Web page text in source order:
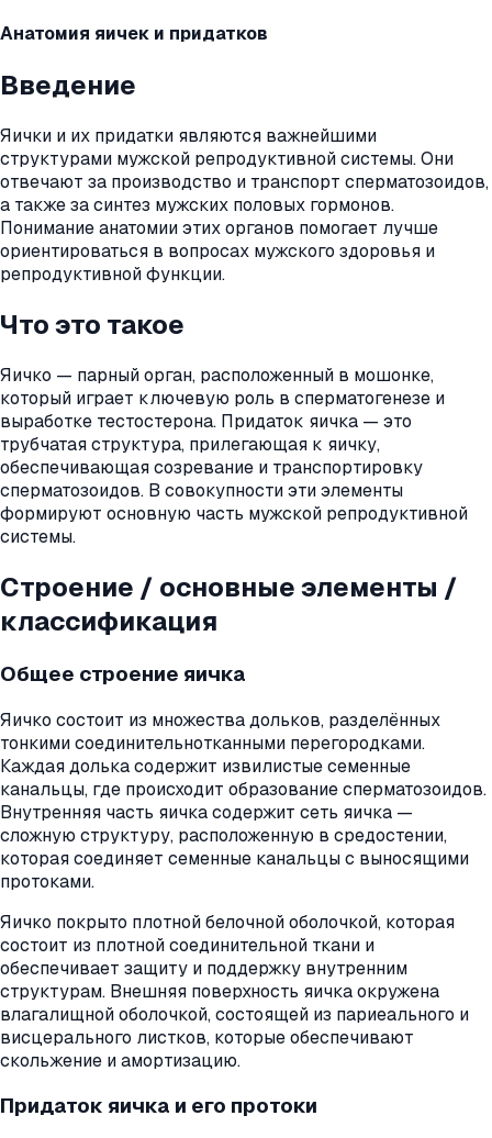
Анатомия яичек и придатков
Введение
Яички и их придатки являются важнейшими
структурами мужской репродуктивной системы. Они
отвечают за производство и транспорт сперматозоидов,
а также за синтез мужских половых гормонов.
Понимание анатомии этих органов помогает лучше
ориентироваться в вопросах мужского здоровья и
репродуктивной функции.
Что это такое
Яичко — парный орган, расположенный в мошонке,
который играет ключевую роль в сперматогенезе и
выработке тестостерона. Придаток яичка — это
трубчатая структура, прилегающая к яичку,
обеспечивающая созревание и транспортировку
сперматозоидов. В совокупности эти элементы
формируют основную часть мужской репродуктивной
системы.
Строение / основные элементы /
классификация
Общее строение яичка
Яичко состоит из множества дольков, разделённых
тонкими соединительнотканными перегородками.
Каждая долька содержит извилистые семенные
канальцы, где происходит образование сперматозоидов.
Внутренняя часть яичка содержит сеть яичка —
сложную структуру, расположенную в средостении,
которая соединяет семенные канальцы с выносящими
протоками.
Яичко покрыто плотной белочной оболочкой, которая
состоит из плотной соединительной ткани и
обеспечивает защиту и поддержку внутренним
структурам. Внешняя поверхность яичка окружена
влагалищной оболочкой, состоящей из париеального и
висцерального листков, которые обеспечивают
скольжение и амортизацию.
Придаток яичка и его протоки